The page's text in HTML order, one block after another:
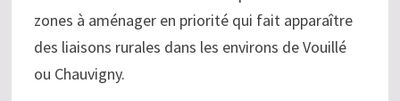
zones à aménager en priorité qui fait apparaître
des liaisons rurales dans les environs de Vouillé
ou Chauvigny.